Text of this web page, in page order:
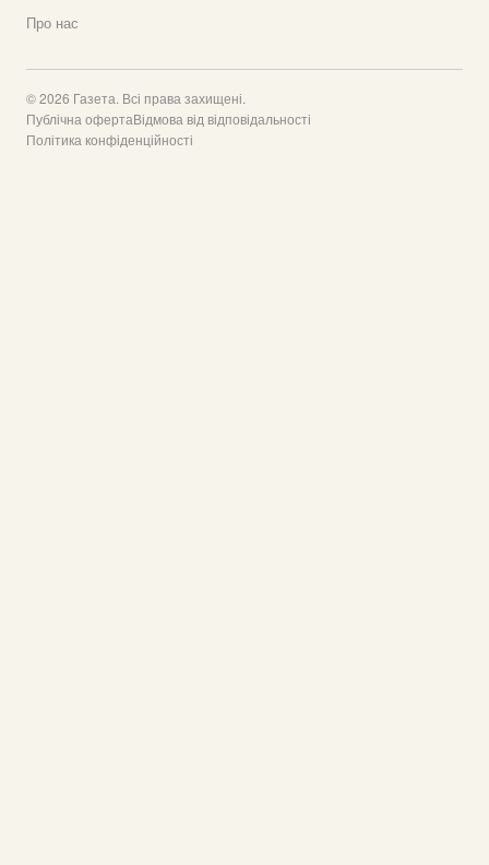
Про нас
© 2026 Газета. Всі права захищені.
Публічна офертаВідмова від відповідальності
Політика конфіденційності